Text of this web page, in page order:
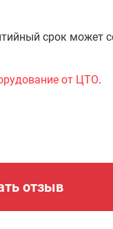
срок может
от ЦТО.
отзыв